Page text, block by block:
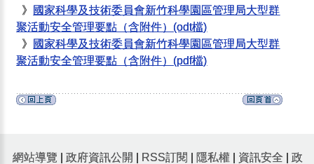
》 國家科學及技術委員會新竹科學園區管理局大型群
聚活動安全管理要點（含附件）(odt檔)
》 國家科學及技術委員會新竹科學園區管理局大型群
聚活動安全管理要點（含附件）(pdf檔)
網站導覽 政府資訊公開 RSS訂閱 隱私權 資訊安全
政